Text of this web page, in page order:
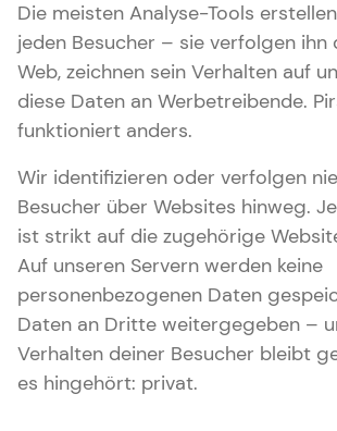
Die meisten Analyse-Tools
jeden Besucher – sie verfolgen ihn
Web, zeichnen sein Verhalten auf
diese Daten an Werbetreibende.
funktioniert anders.
Wir identifizieren oder verfolgen
Besucher über Websites hinweg.
ist strikt auf die zugehörige
Auf unseren Servern werden keine
personenbezogenen Daten
Daten an Dritte weitergegeben –
Verhalten deiner Besucher bleibt
es hingehört: privat.